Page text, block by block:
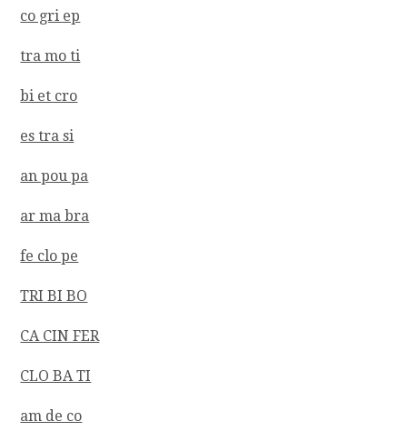
co gri ep
tra mo ti
bi et cro
es tra si
an pou pa
ar ma bra
fe clo pe
TRI BI BO
CA CIN FER
CLO BA TI
am de co